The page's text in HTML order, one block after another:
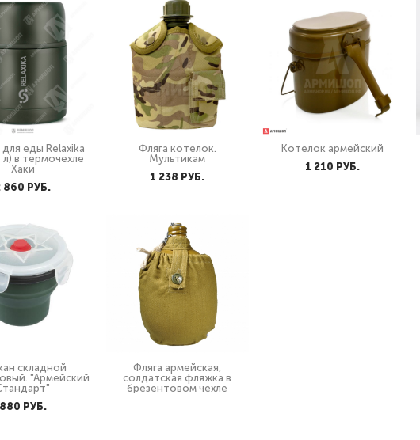
еды Relaxika
л) в термочехле
Хаки
860 PУБ.
Фляга котелок.
Мультикам
1 238 PУБ.
Котелок армейский
1 210 PУБ.
складной
"Армейский
880 PУБ.
Фляга армейская,
солдатская фляжка в
брезентовом чехле